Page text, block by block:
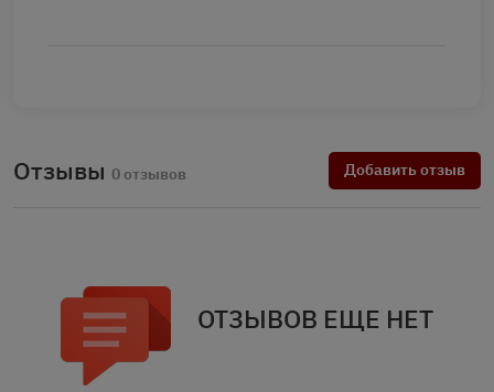
Отзывы 0 отзывов Добавить отзыв
ОТЗЫВОВ ЕЩЕ НЕТ